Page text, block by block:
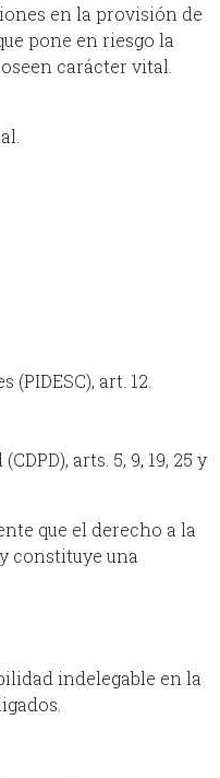
en la provisión de
pone en riesgo la
carácter vital.
art. 12.
arts. 5, 9, 19, 25 y
que el derecho a la
constituye una
indelegable en la